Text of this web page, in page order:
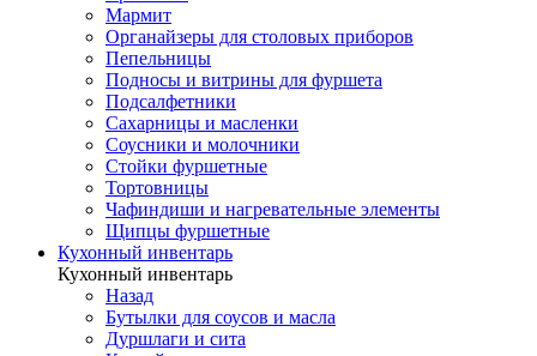
Мармит
Органайзеры для столовых приборов
Пепельницы
Подносы и витрины для фуршета
Подсалфетники
Сахарницы и масленки
Соусники и молочники
Стойки фуршетные
Тортовницы
Чафиндиши и нагревательные элементы
Щипцы фуршетные
Кухонный инвентарь
Кухонный инвентарь
Назад
Бутылки для соусов и масла
Дуршлаги и сита